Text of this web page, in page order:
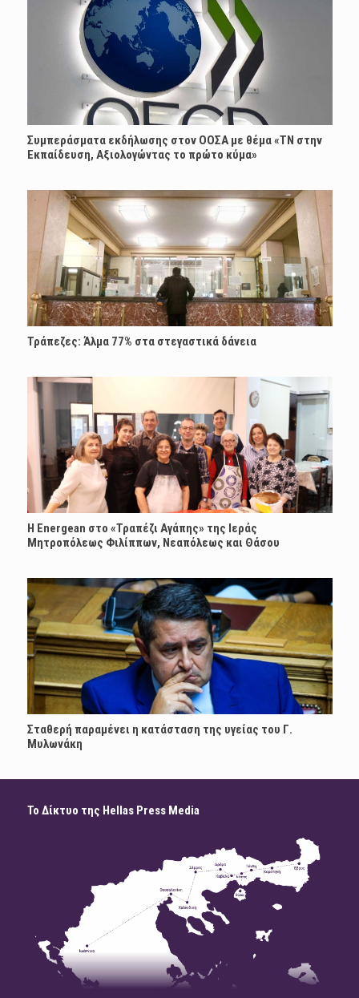
Συμπεράσματα εκδήλωσης στον ΟΟΣΑ με θέμα «ΤΝ στην
Εκπαίδευση, Αξιολογώντας το πρώτο κύμα»
Τράπεζες: Άλμα 77% στα στεγαστικά δάνεια
H Energean στο «Τραπέζι Αγάπης» της Ιεράς
Μητροπόλεως Φιλίππων, Νεαπόλεως και Θάσου
Σταθερή παραμένει η κατάσταση της υγείας του Γ.
Μυλωνάκη
Το Δίκτυο της Hellas Press Media